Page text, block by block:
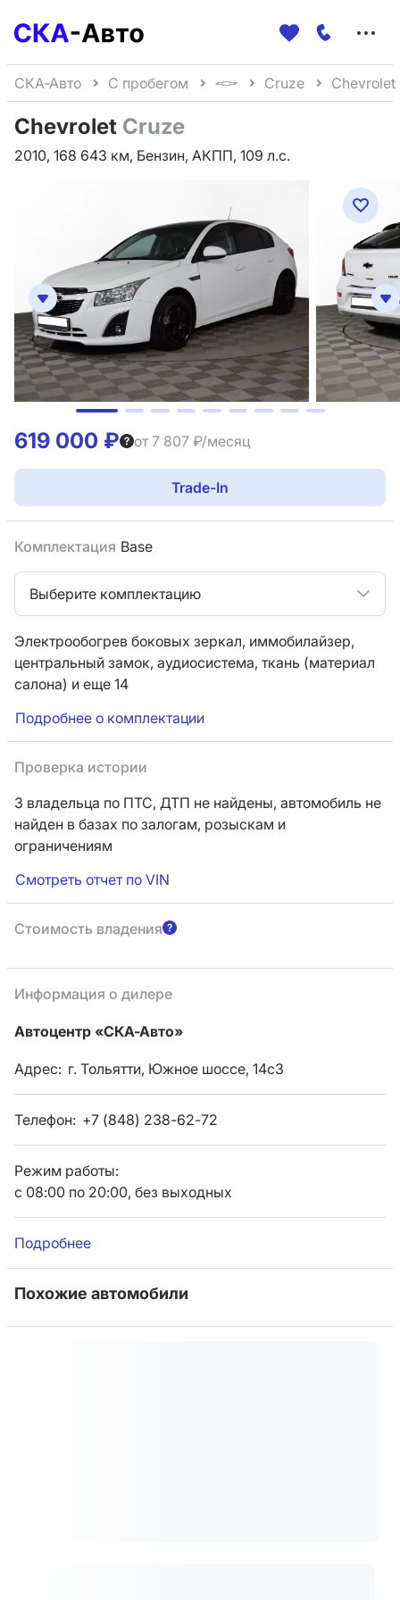
СКА-Авто С пробегом Cruze Chevrolet
Chevrolet Cruze
2010, 168 643 км, Бензин, АКПП, 109 л.с.
619 000 ₽ от 7 807 ₽/месяц
Trade-In
Комплектация Base
Выберите комплектацию
Электрообогрев боковых зеркал, иммобилайзер,
центральный замок, аудиосистема, ткань (материал
салона) и еще 14
Подробнее о комплектации
Проверка истории
3 владельца по ПТС, ДТП не найдены, автомобиль не
найден в базах по залогам, розыскам и
ограничениям
Смотреть отчет по VIN
Стоимость владения
Информация о дилере
Автоцентр «СКА-Авто»
Адрес: г. Тольятти, Южное шоссе, 14с3
Телефон: +7 (848) 238-62-72
Режим работы:
с 08:00 по 20:00, без выходных
Подробнее
Похожие автомобили